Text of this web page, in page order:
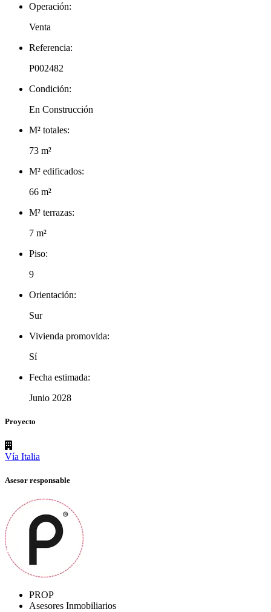
Operación:
Venta
Referencia:
P002482
Condición:
En Construcción
M² totales:
73 m²
M² edificados:
66 m²
M² terrazas:
7 m²
Piso:
9
Orientación:
Sur
Vivienda promovida:
Sí
Fecha estimada:
Junio 2028
Proyecto
Vía Italia
Asesor responsable
PROP
Asesores Inmobiliarios